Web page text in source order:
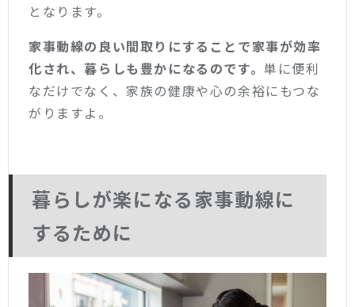
となります。
家事動線の良い間取りにすることで家事が効率
化され、暮らしも豊かになるのです。単に便利
なだけでなく、家族の健康や心の余裕にもつな
がりますよ。
暮らしが楽になる家事動線に
するために